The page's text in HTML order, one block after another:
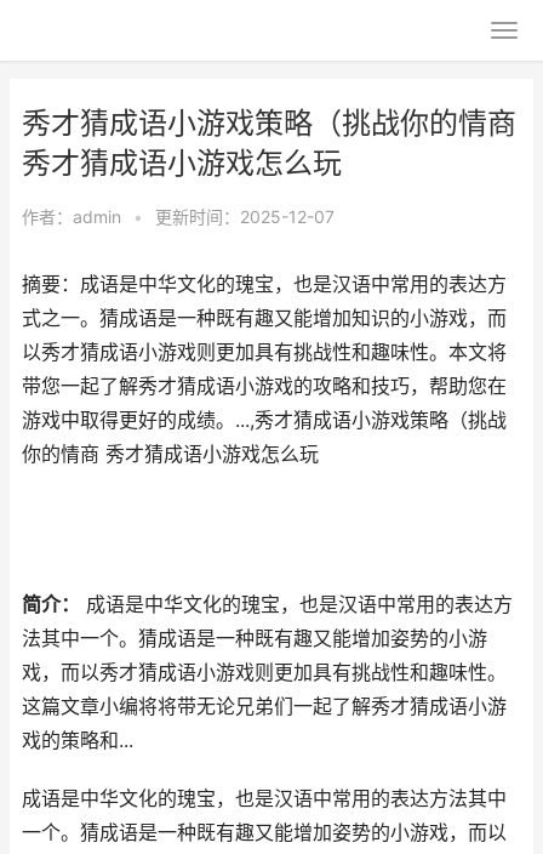
秀才猜成语小游戏策略（挑战你的情商
秀才猜成语小游戏怎么玩
作者： admin • 更新时间：2025-12-07
摘要：成语是中华文化的瑰宝，也是汉语中常用的表达方
式之一。猜成语是一种既有趣又能增加知识的小游戏，而
以秀才猜成语小游戏则更加具有挑战性和趣味性。本文将
带您一起了解秀才猜成语小游戏的攻略和技巧，帮助您在
游戏中取得更好的成绩。...,秀才猜成语小游戏策略（挑战
你的情商 秀才猜成语小游戏怎么玩
简介：
成语是中华文化的瑰宝，也是汉语中常用的表达方
法其中一个。猜成语是一种既有趣又能增加姿势的小游
戏，而以秀才猜成语小游戏则更加具有挑战性和趣味性。
这篇文章小编将将带无论兄弟们一起了解秀才猜成语小游
戏的策略和...
成语是中华文化的瑰宝，也是汉语中常用的表达方法其中
一个。猜成语是一种既有趣又能增加姿势的小游戏，而以